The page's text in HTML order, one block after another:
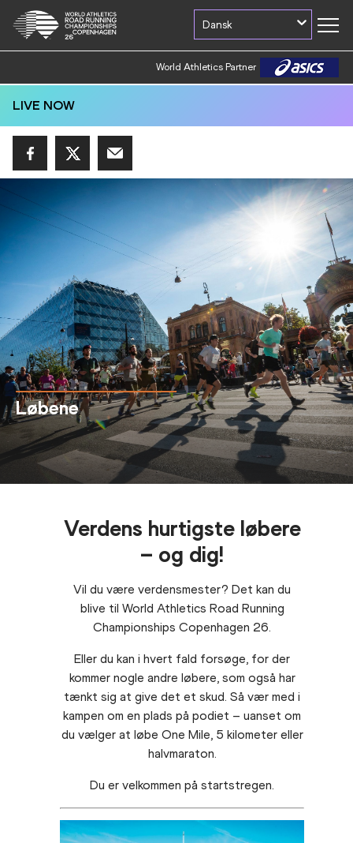
Dansk
World Athletics Partner
World Athletics Partner
LIVE NOW
Løbene
Verdens hurtigste løbere
– og dig!
Vil du være verdensmester? Det kan du
blive til World Athletics Road Running
Championships Copenhagen 26.
Eller du kan i hvert fald forsøge, for der
kommer nogle andre løbere, som også har
tænkt sig at give det et skud.Så vær med i
kampen om en plads på podiet – uanset om
du vælger at løbe One Mile, 5 kilometer eller
halvmaraton.
Du er velkommen på startstregen.